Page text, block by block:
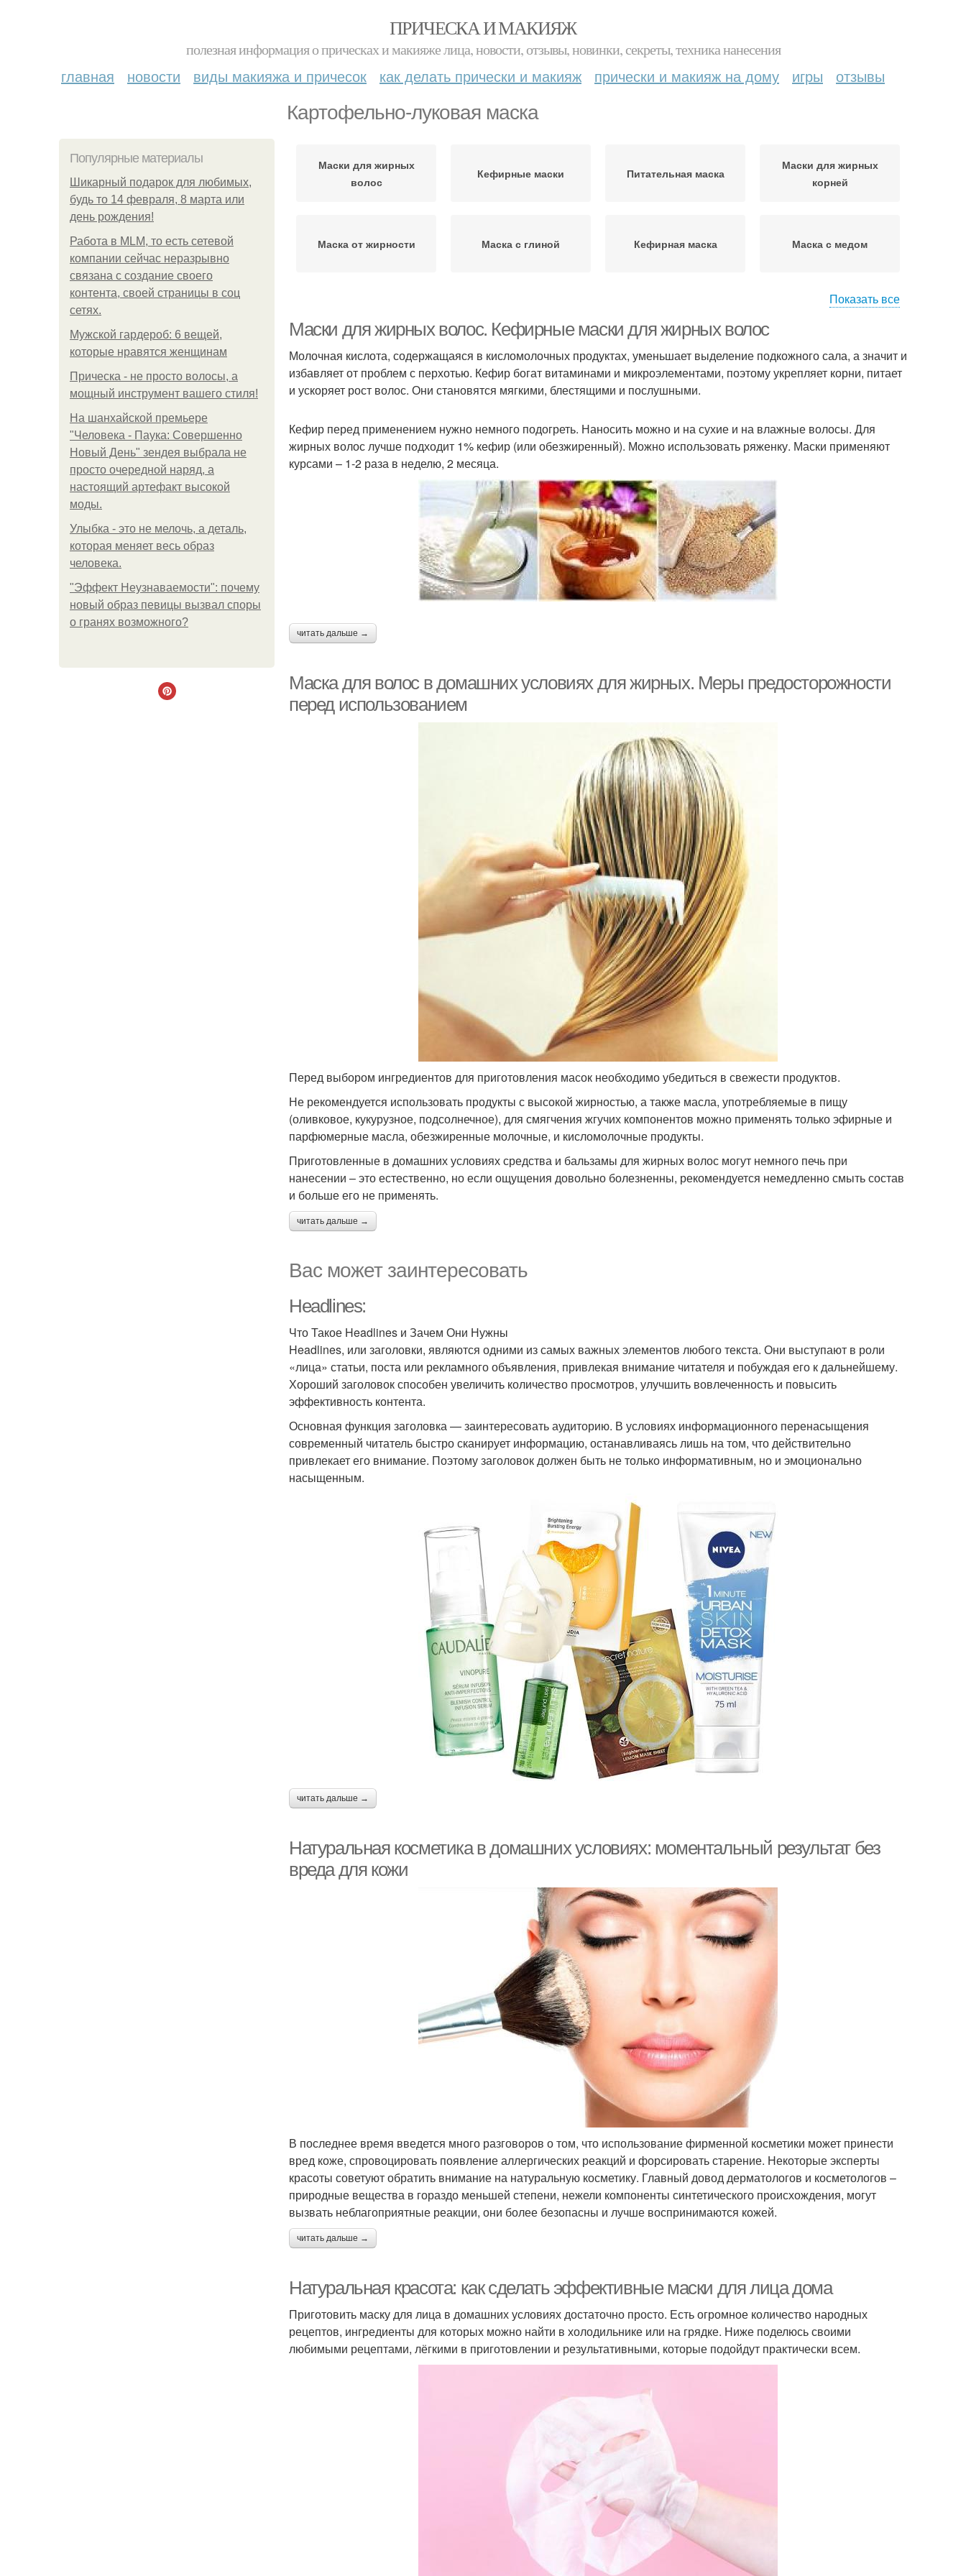
ПРИЧЕСКА И МАКИЯЖ
полезная информация о прическах и макияже лица, новости, отзывы, новинки, секреты, техника нанесения
главная новости виды макияжа и причесок как делать прически и макияж прически и макияж на дому игры отзывы
Картофельно-луковая маска
Популярные материалы
Шикарный подарок для любимых,
будь то 14 февраля, 8 марта или
день рождения!
Работа в MLM, то есть сетевой
компании сейчас неразрывно
связана с создание своего
контента, своей страницы в соц
сетях.
Мужской гардероб: 6 вещей,
которые нравятся женщинам
Прическа - не просто волосы, а
мощный инструмент вашего стиля!
На шанхайской премьере
"Человека - Паука: Совершенно
Новый День" зендея выбрала не
просто очередной наряд, а
настоящий артефакт высокой
моды.
Улыбка - это не мелочь, а деталь,
которая меняет весь образ
человека.
"Эффект Неузнаваемости": почему
новый образ певицы вызвал споры
о гранях возможного?
Маски для жирных
волос
Кефирные маски Питательная маска
Маски для жирных
корней
Маска от жирности Маска с глиной Кефирная маска Маска с медом
волос
Глиняная маска Горчичная маска Творожная маска
Маска с морской солью
Показать все
Маски для жирных волос. Кефирные маски для жирных волос
Молочная кислота, содержащаяся в кисломолочных продуктах, уменьшает выделение подкожного сала, а значит и
избавляет от проблем с перхотью. Кефир богат витаминами и микроэлементами, поэтому укрепляет корни, питает
и ускоряет рост волос. Они становятся мягкими, блестящими и послушными.
Кефир перед применением нужно немного подогреть. Наносить можно и на сухие и на влажные волосы. Для
жирных волос лучше подходит 1% кефир (или обезжиренный). Можно использовать ряженку. Маски применяют
курсами – 1-2 раза в неделю, 2 месяца.
читать дальше →
Маска для волос в домашних условиях для жирных. Меры предосторожности
перед использованием
Перед выбором ингредиентов для приготовления масок необходимо убедиться в свежести продуктов.
Не рекомендуется использовать продукты с высокой жирностью, а также масла, употребляемые в пищу
(оливковое, кукурузное, подсолнечное), для смягчения жгучих компонентов можно применять только эфирные и
парфюмерные масла, обезжиренные молочные, и кисломолочные продукты.
Приготовленные в домашних условиях средства и бальзамы для жирных волос могут немного печь при
нанесении – это естественно, но если ощущения довольно болезненны, рекомендуется немедленно смыть состав
и больше его не применять.
читать дальше →
Вас может заинтересовать
Headlines:
Что Такое Headlines и Зачем Они Нужны
Headlines, или заголовки, являются одними из самых важных элементов любого текста. Они выступают в роли
«лица» статьи, поста или рекламного объявления, привлекая внимание читателя и побуждая его к дальнейшему.
Хороший заголовок способен увеличить количество просмотров, улучшить вовлеченность и повысить
эффективность контента.
Основная функция заголовка — заинтересовать аудиторию. В условиях информационного перенасыщения
современный читатель быстро сканирует информацию, останавливаясь лишь на том, что действительно
привлекает его внимание. Поэтому заголовок должен быть не только информативным, но и эмоционально
насыщенным.
читать дальше →
Натуральная косметика в домашних условиях: моментальный результат без
вреда для кожи
В последнее время введется много разговоров о том, что использование фирменной косметики может принести
вред коже, спровоцировать появление аллергических реакций и форсировать старение. Некоторые эксперты
красоты советуют обратить внимание на натуральную косметику. Главный довод дерматологов и косметологов –
природные вещества в гораздо меньшей степени, нежели компоненты синтетического происхождения, могут
вызвать неблагоприятные реакции, они более безопасны и лучше воспринимаются кожей.
читать дальше →
Натуральная красота: как сделать эффективные маски для лица дома
Приготовить маску для лица в домашних условиях достаточно просто. Есть огромное количество народных
рецептов, ингредиенты для которых можно найти в холодильнике или на грядке. Ниже поделюсь своими
любимыми рецептами, лёгкими в приготовлении и результативными, которые подойдут практически всем.